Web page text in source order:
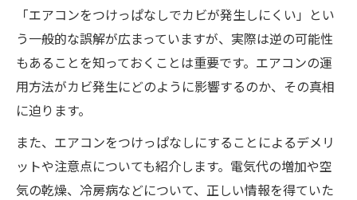
「エアコンをつけっぱなしでカビが発生しにくい」とい
う一般的な誤解が広まっていますが、実際は逆の可能性
もあることを知っておくことは重要です。エアコンの運
用方法がカビ発生にどのように影響するのか、その真相
に迫ります。
また、エアコンをつけっぱなしにすることによるデメリ
ットや注意点についても紹介します。電気代の増加や空
気の乾燥、冷房病などについて、正しい情報を得ていた